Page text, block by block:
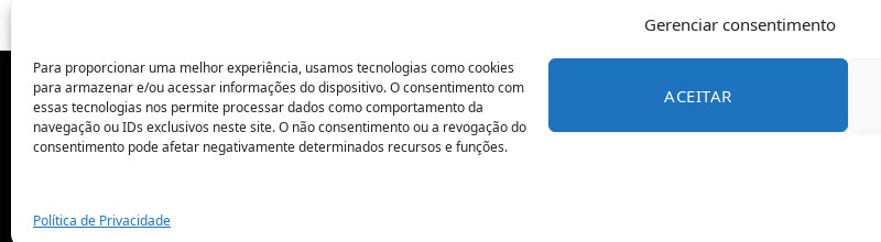
Gerenciar consentimento
Para proporcionar uma melhor experiência, usamos tecnologias como cookies
para armazenar e/ou acessar informações do dispositivo. O consentimento com
essas tecnologias nos permite processar dados como comportamento da
navegação ou IDs exclusivos neste site. O não consentimento ou a revogação do
consentimento pode afetar negativamente determinados recursos e funções.
ACEITAR
Política de Privacidade
POLÍTICA DE PRIVACIDADE CONTATO SOBRE NÓS